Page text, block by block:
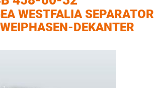
WESTFALIA SEPARATOR
DEKANTER